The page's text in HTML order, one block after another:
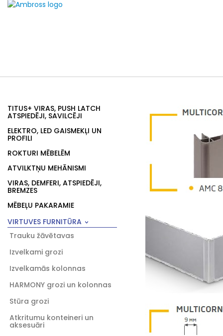
TITUS+ VIRAS, PUSH LATCH
ATSPIEDĒJI, SAVILCĒJI
ELEKTRO, LED GAISMEKĻI UN
PROFILI
ROKTURI MĒBELĒM
ATVILKTŅU MEHĀNISMI
VIRAS, DEMFERI, ATSPIEDĒJI,
BREMZES
MĒBEĻU PAKARAMIE
VIRTUVES FURNITŪRA
Trauku žāvētavas
Izvelkami grozi
Izvelkamās kolonnas
HARMONY grozi un kolonnas
Stūra grozi
Atkritumu konteineri un
aksesuāri